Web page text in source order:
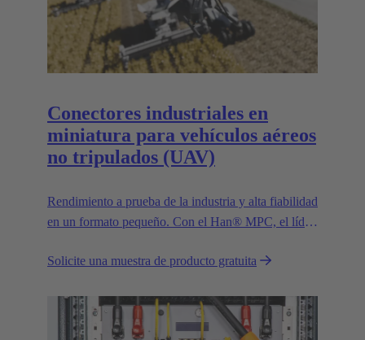
Conectores industriales en
miniatura para vehículos aéreos
no tripulados (UAV)
Rendimiento a prueba de la industria y alta fiabilidad
en un formato pequeño. Con el Han® MPC, el líder
presenta el primer conector industrial para drones
Solicite una muestra de producto gratuita